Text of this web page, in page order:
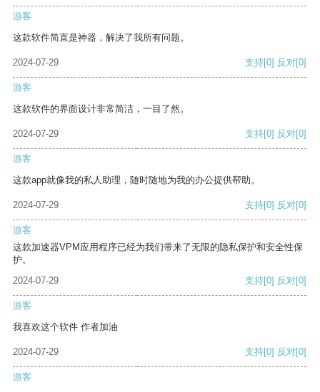
游客
这款软件简直是神器，解决了我所有问题。
2024-07-29 支持[0] 反对[0]
游客
这款软件的界面设计非常简洁，一目了然。
2024-07-29 支持[0] 反对[0]
游客
这款app就像我的私人助理，随时随地为我的办公提供帮助。
2024-07-29 支持[0] 反对[0]
游客
这款加速器VPM应用程序已经为我们带来了无限的隐私保护和安全性保
护。
2024-07-29
支持[0] 反对[0]
游客
我喜欢这个软件 作者加油
2024-07-29 支持[0] 反对[0]
游客